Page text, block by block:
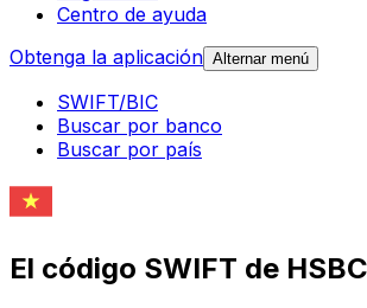
Centro de ayuda
Obtenga la aplicación Alternar menú
SWIFT/BIC
Buscar por banco
Buscar por país
El código SWIFT de